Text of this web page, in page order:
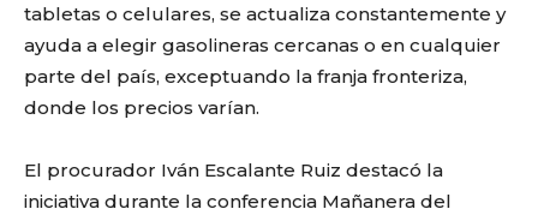
tabletas o celulares, se actualiza constantemente y
ayuda a elegir gasolineras cercanas o en cualquier
parte del país, exceptuando la franja fronteriza,
donde los precios varían.
El procurador Iván Escalante Ruiz destacó la
iniciativa durante la conferencia Mañanera del